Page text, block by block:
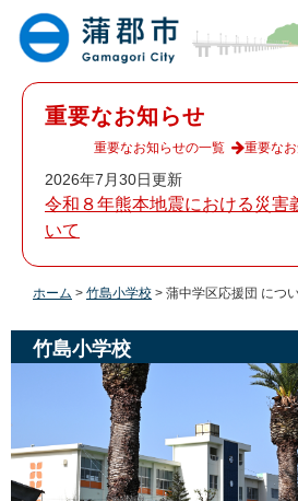
重要なお知らせ
2026年7月30日更新
令和８年熊本地震における災害
いて
重要なお知らせの一覧 重要な
ホーム > 竹島小学校 > 蒲中学区応援団 につ
竹島小学校